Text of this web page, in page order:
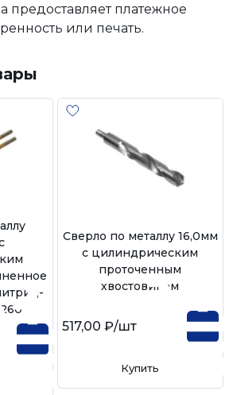
предоставляет платежное
или печать.
Сверло по металлу 16,0мм
с цилиндрическим
проточенным
хвостовиком
517,00 ₽/шт
Купить